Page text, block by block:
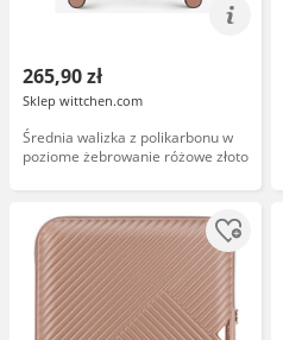
265,90 zł
Sklep wittchen.com
Średnia walizka z polikarbonu w
poziome żebrowanie różowe złoto